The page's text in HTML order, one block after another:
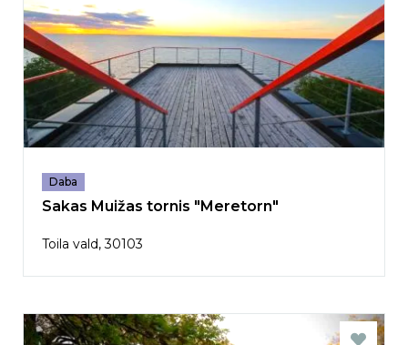
Daba
Sakas Muižas tornis "Meretorn"
Toila vald, 30103